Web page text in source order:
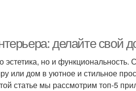
делайте свой
но и
или дом в уютное и стильное
статье мы рассмотрим топ-5